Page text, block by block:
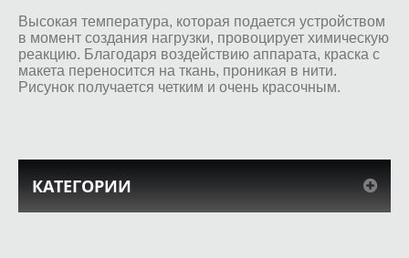
Высокая температура, которая подается устройством
в момент создания нагрузки, провоцирует химическую
реакцию. Благодаря воздействию аппарата, краска с
макета переносится на ткань, проникая в нити.
Рисунок получается четким и очень красочным.
КАТЕГОРИИ